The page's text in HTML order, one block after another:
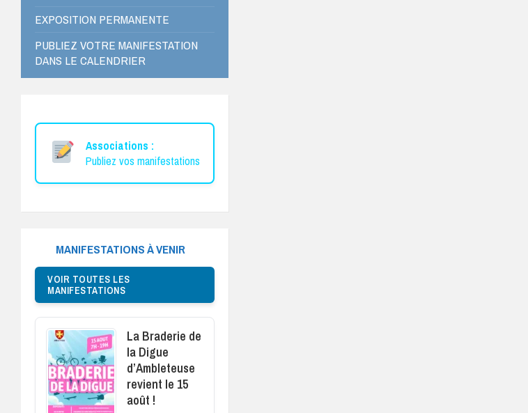
EXPOSITION PERMANENTE
PUBLIEZ VOTRE MANIFESTATION
DANS LE CALENDRIER
Associations :
Publiez vos manifestations
MANIFESTATIONS À VENIR
VOIR TOUTES LES
MANIFESTATIONS
La Braderie de
la Digue
d’Ambleteuse
revient le 15
août !